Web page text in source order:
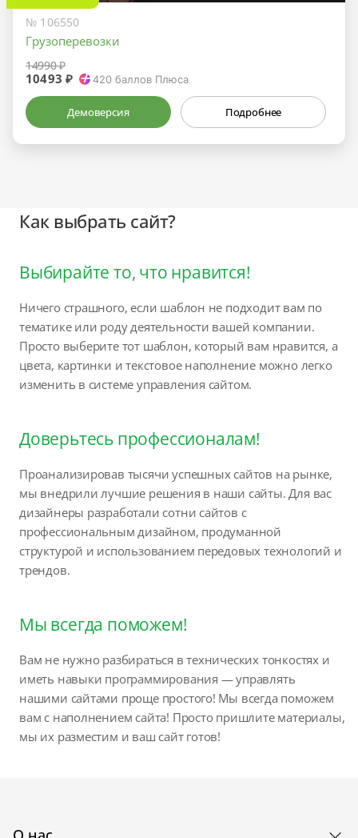
№ 106550
Грузоперевозки
14990 ₽
10493 ₽ 420 баллов Плюса
Демоверсия Подробнее
Как выбрать сайт?
Выбирайте то, что нравится!
Ничего страшного, если шаблон не подходит вам по
тематике или роду деятельности вашей компании.
Просто выберите тот шаблон, который вам нравится, а
цвета, картинки и текстовое наполнение можно легко
изменить в системе управления сайтом.
Доверьтесь профессионалам!
Проанализировав тысячи успешных сайтов на рынке,
мы внедрили лучшие решения в наши сайты. Для вас
дизайнеры разработали сотни сайтов с
профессиональным дизайном, продуманной
структурой и использованием передовых технологий и
трендов.
Мы всегда поможем!
Вам не нужно разбираться в технических тонкостях и
иметь навыки программирования — управлять
нашими сайтами проще простого! Мы всегда поможем
вам с наполнением сайта! Просто пришлите материалы,
мы их разместим и ваш сайт готов!